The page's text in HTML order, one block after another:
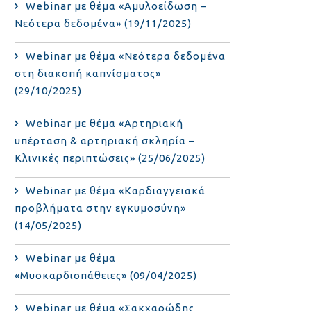
Webinar με θέμα «Αμυλοείδωση –
Νεότερα δεδομένα» (19/11/2025)
Webinar με θέμα «Νεότερα δεδομένα
στη διακοπή καπνίσματος»
(29/10/2025)
Webinar με θέμα «Αρτηριακή
υπέρταση & αρτηριακή σκληρία –
Κλινικές περιπτώσεις» (25/06/2025)
Webinar με θέμα «Καρδιαγγειακά
προβλήματα στην εγκυμοσύνη»
(14/05/2025)
Webinar με θέμα
«Μυοκαρδιοπάθειες» (09/04/2025)
Webinar με θέμα «Σακχαρώδης